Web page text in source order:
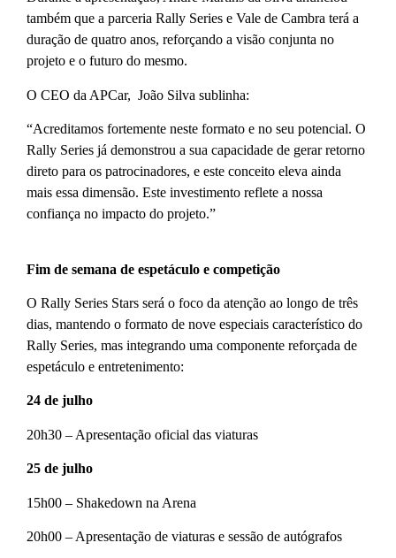
também que a parceria Rally Series e Vale de Cambra terá a
duração de quatro anos, reforçando a visão conjunta no
projeto e o futuro do mesmo.
O CEO da APCar, João Silva sublinha:
“Acreditamos fortemente neste formato e no seu potencial. O
Rally Series já demonstrou a sua capacidade de gerar retorno
direto para os patrocinadores, e este conceito eleva ainda
mais essa dimensão. Este investimento reflete a nossa
confiança no impacto do projeto.”
Fim de semana de espetáculo e competição
O Rally Series Stars será o foco da atenção ao longo de três
dias, mantendo o formato de nove especiais característico do
Rally Series, mas integrando uma componente reforçada de
espetáculo e entretenimento:
24 de julho
20h30 – Apresentação oficial das viaturas
25 de julho
15h00 – Shakedown na Arena
20h00 – Apresentação de viaturas e sessão de autógrafos